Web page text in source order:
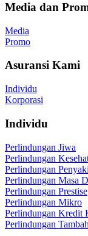
Media dan
Media
Promo
Asuransi Kami
Individu
Korporasi
Individu
Perlindungan Jiwa
Perlindungan
Perlindungan
Perlindungan Masa
Perlindungan Prestise
Perlindungan Mikro
Perlindungan Kredit
Perlindungan